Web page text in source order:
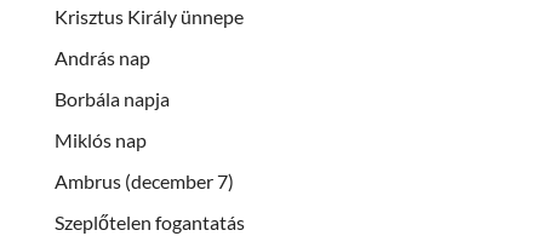
Krisztus Király ünnepe
András nap
Borbála napja
Miklós nap
Ambrus (december 7)
Szeplőtelen fogantatás